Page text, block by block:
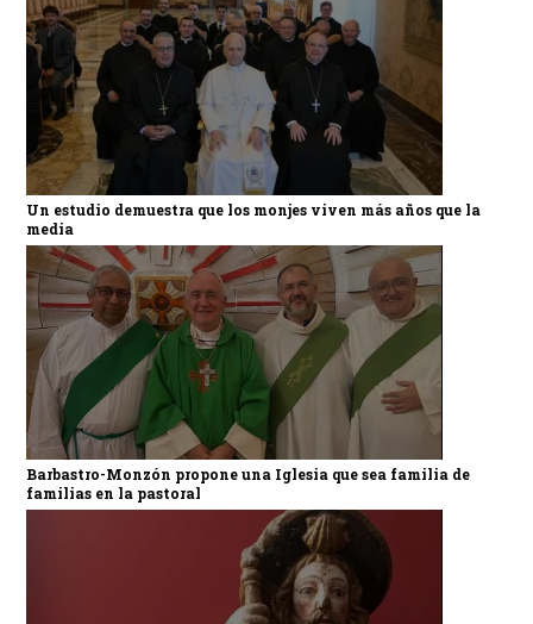
Un estudio demuestra que los monjes viven más años que la
media
Barbastro-Monzón propone una Iglesia que sea familia de
familias en la pastoral